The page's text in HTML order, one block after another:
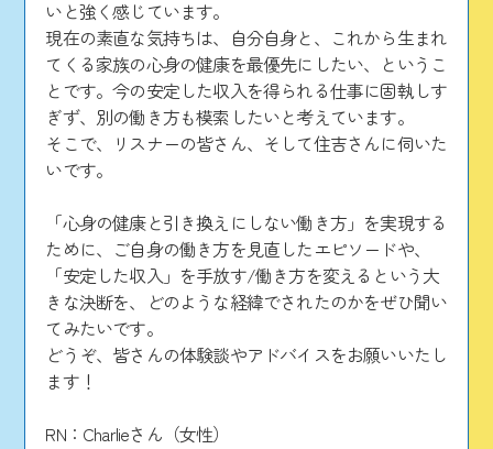
いと強く感じています。
​現在の素直な気持ちは、自分自身と、これから生まれ
てくる家族の心身の健康を最優先にしたい、というこ
とです。今の安定した収入を得られる仕事に固執しす
ぎず、別の働き方も模索したいと考えています。
​そこで、リスナーの皆さん、そして住吉さんに伺いた
いです。
​「心身の健康と引き換えにしない働き方」を実現する
ために、ご自身の働き方を見直したエピソードや、
「安定した収入」を手放す/働き方を変えるという大
きな決断を、どのような経緯でされたのかをぜひ聞い
てみたいです。
​どうぞ、皆さんの体験談やアドバイスをお願いいたし
ます！
RN：Charlieさん（女性）